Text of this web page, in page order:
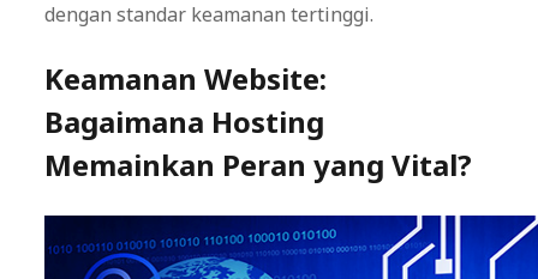
dengan standar keamanan tertinggi.
Keamanan Website:
Bagaimana Hosting
Memainkan Peran yang Vital?